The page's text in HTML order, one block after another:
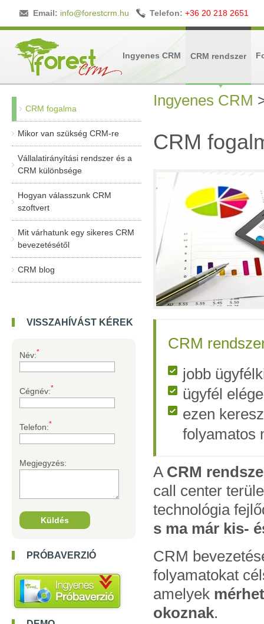
Email: info@forestcrm.hu Telefon: +36 20 218 2651
Ingyenes CRM CRM rendszer
CRM fogalma
Mikor van szükség CRM-re
Vállalatirányítási rendszer és a
CRM különbsége
Hogyan válasszunk CRM
szoftvert
Mit várhatunk egy sikeres CRM
bevezetésétől
CRM blog
VISSZAHÍVÁST KÉREK
Név:*
Cégnév:*
Telefon:*
Megjegyzés:
PRÓBAVERZIÓ
Ingyenes CRM
CRM
CRM
jobb
ügyfél
ezen
folyamatos
A CRM
call center
technológia
s ma már kis-
CRM
folyamatokat
amelyek
okoznak.